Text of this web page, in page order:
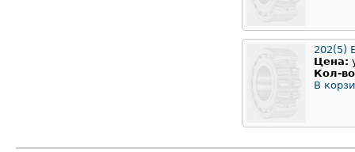
202(5)
Цена:
Кол-
В